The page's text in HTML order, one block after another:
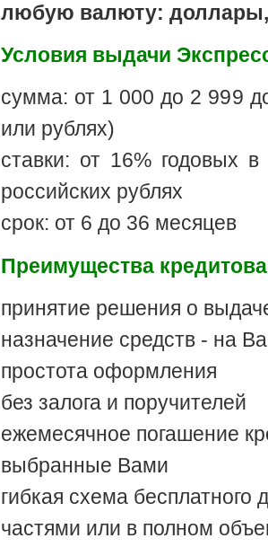
любую валюту: доллары,
Условия выдачи
сумма: от 1 000 до 2 999
или рублях)
ставки: от 16% годовых
российских рублях
срок: от 6 до 36 месяцев
Преимущества
принятие решения о
назначение средств - на
простота оформления
без залога и поручителей
ежемесячное погашение
выбранные Вами
гибкая схема бесплатного
частями или в полном